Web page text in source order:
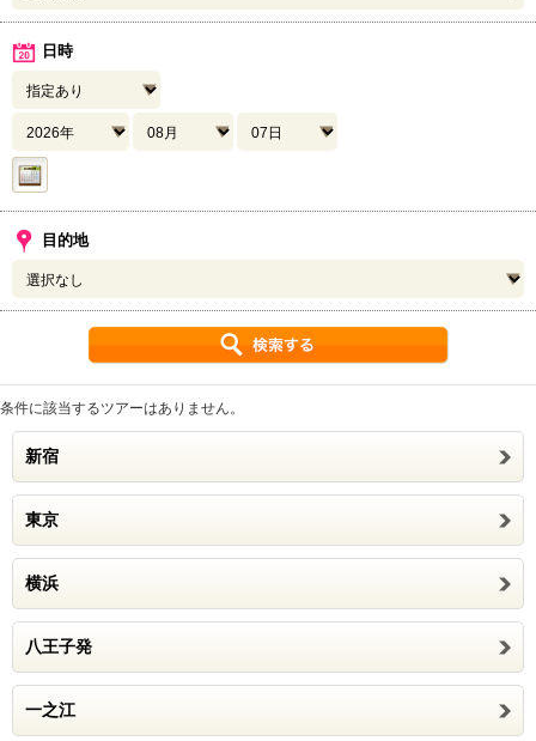
日時
目的地
条件に該当するツアーはありません。
新宿
東京
横浜
八王子発
一之江